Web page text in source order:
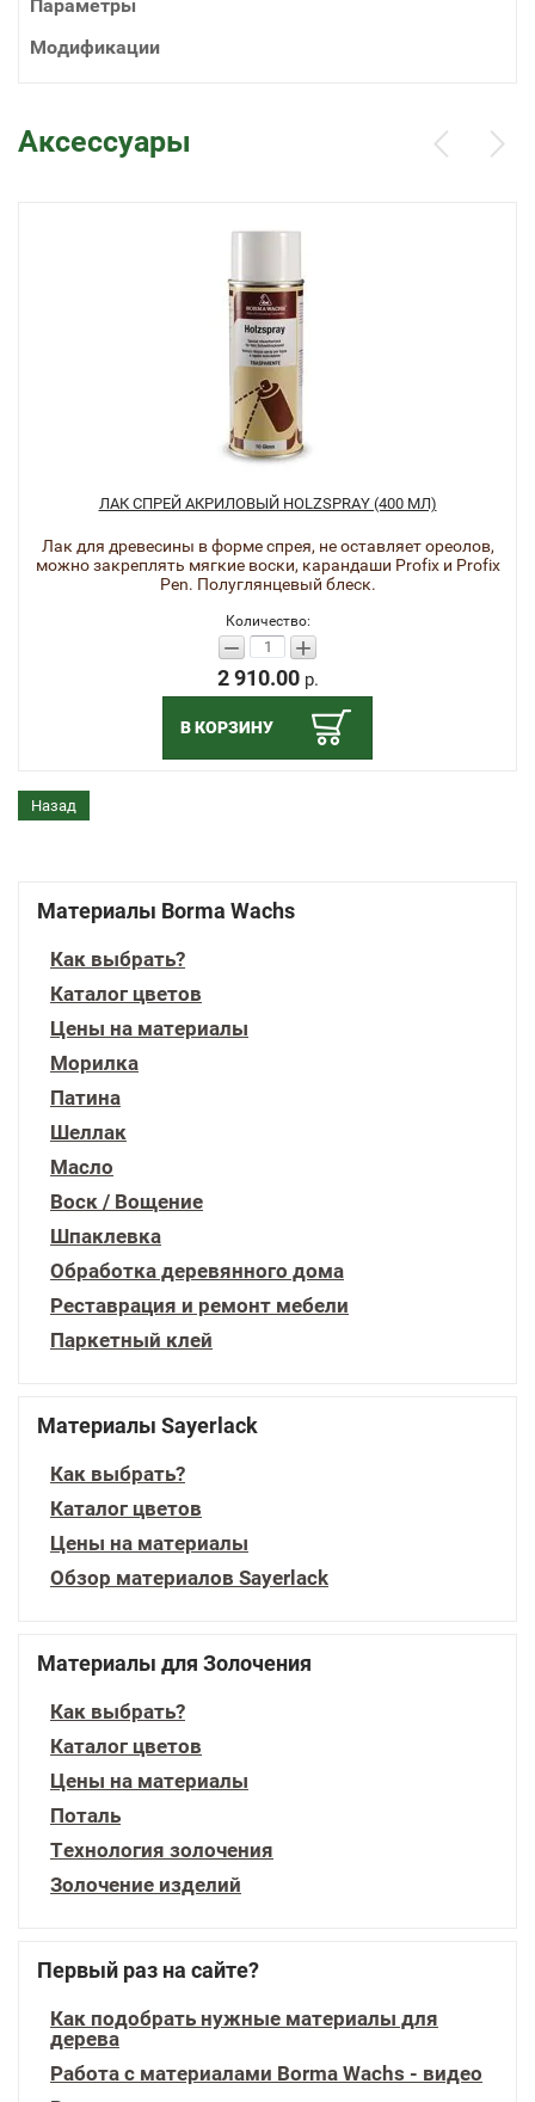
Параметры
Модификации
Аксессуары
ЛАК СПРЕЙ АКРИЛОВЫЙ HOLZSPRAY (400 МЛ)
Лак для древесины в форме спрея, не оставляет ореолов,
можно закреплять мягкие воски, карандаши Profix и Profix
Pen. Полуглянцевый блеск.
Количество:
− +
2 910.00р.
В КОРЗИНУ
Назад
Материалы Borma Wachs
Как выбрать?
Каталог цветов
Цены на материалы
Морилка
Патина
Шеллак
Масло
Воск / Вощение
Шпаклевка
Обработка деревянного дома
Реставрация и ремонт мебели
Паркетный клей
Материалы Sayerlack
Как выбрать?
Каталог цветов
Цены на материалы
Обзор материалов Sayerlack
Материалы для Золочения
Как выбрать?
Каталог цветов
Цены на материалы
Поталь
Технология золочения
Золочение изделий
Первый раз на сайте?
Как подобрать нужные материалы для
дерева
Работа с материалами Borma Wachs - видео